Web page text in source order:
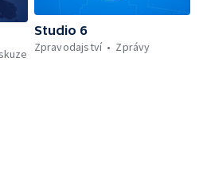
Studio 6
Zpravodajství
Zprávy